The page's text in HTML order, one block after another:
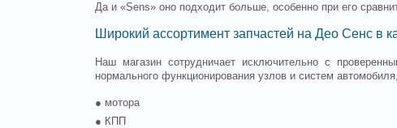
Да и «Sens» оно подходит больше, особенно при его
Широкий ассортимент запчастей на Део Сенс в
Наш магазин сотрудничает исключительно с
нормального функционирования узлов и систем
● мотора
● КПП